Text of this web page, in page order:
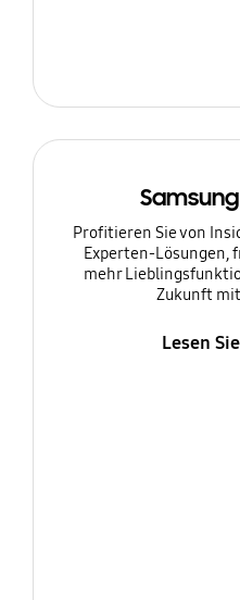
Profitieren Sie von
Experten-Lösungen,
mehr
Zukunft
Lesen